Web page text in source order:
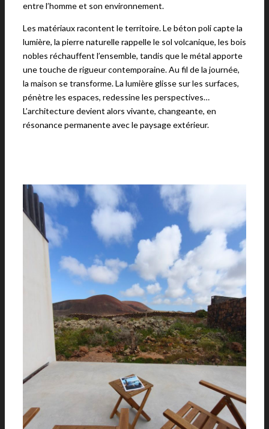
entre l’homme et son environnement.
Les matériaux racontent le territoire. Le béton poli capte la
lumière, la pierre naturelle rappelle le sol volcanique, les bois
nobles réchauffent l’ensemble, tandis que le métal apporte
une touche de rigueur contemporaine. Au fil de la journée,
la maison se transforme. La lumière glisse sur les surfaces,
pénètre les espaces, redessine les perspectives…
L’architecture devient alors vivante, changeante, en
résonance permanente avec le paysage extérieur.